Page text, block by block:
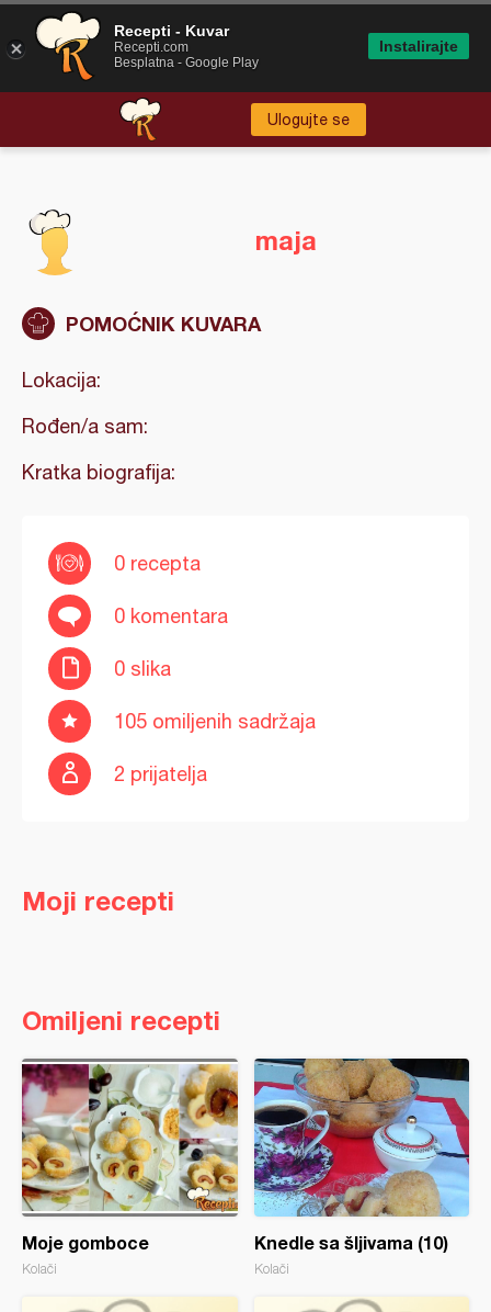
Ulogujte se
maja
POMOĆNIK KUVARA
Lokacija:
Rođen/a sam:
Kratka biografija:
0 recepta
0 komentara
0 slika
105 omiljenih sadržaja
2 prijatelja
Moji recepti
Omiljeni recepti
Moje gomboce
Kolači
Knedle sa šljivama (10)
Kolači
Recepti - Kuvar
Recepti.com
Besplatna - Google Play
Instalirajte